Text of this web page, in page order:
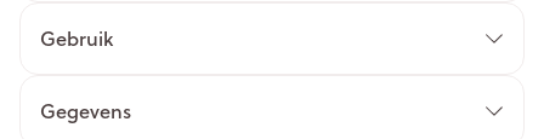
Gebruik
Gegevens